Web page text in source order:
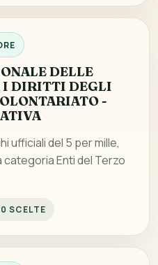
DELLE
I DIRITTI DEGLI
-
ufficiali del 5 per mille,
categoria Enti del Terzo
SCELTE